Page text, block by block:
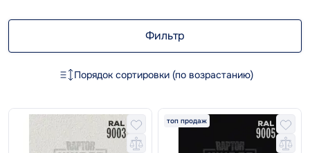
Фильтр
Порядок сортировки (по возрастанию)
топ продаж